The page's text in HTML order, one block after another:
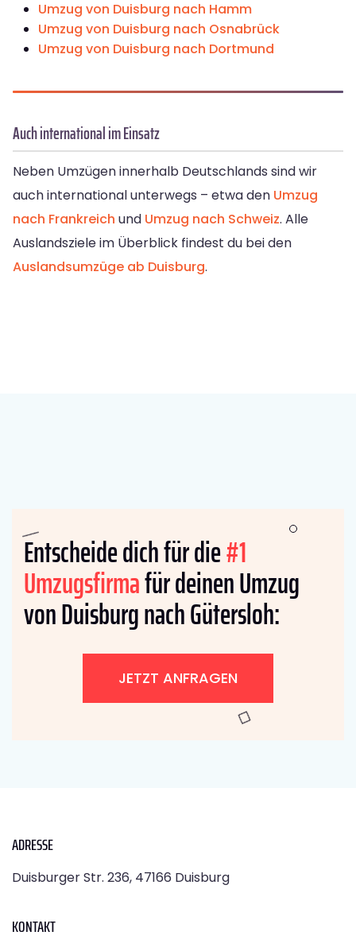
Umzug von Duisburg nach Hamm
Umzug von Duisburg nach Osnabrück
Umzug von Duisburg nach Dortmund
Auch international im Einsatz
Neben Umzügen innerhalb Deutschlands sind wir
auch international unterwegs – etwa den Umzug
nach Frankreich und Umzug nach Schweiz. Alle
Auslandsziele im Überblick findest du bei den
Auslandsumzüge ab Duisburg.
Entscheide dich für die#1
Umzugsfirmafür deinen Umzug
von Duisburg nach Gütersloh:
JETZT ANFRAGEN
ADRESSE
Duisburger Str. 236, 47166 Duisburg
KONTAKT